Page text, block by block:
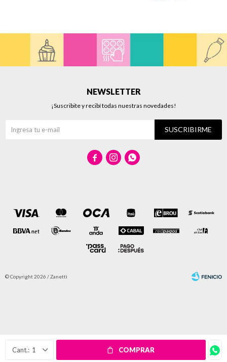
1 COMPRAR
NEWSLETTER
¡Suscribite y recibí todas nuestras novedades!
SUSCRIBIRME
  
© Copyright 2026 / Zanetti